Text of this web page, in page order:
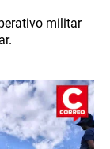
militar